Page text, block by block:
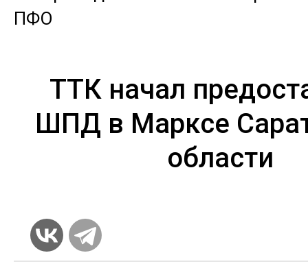
ПФО
ТТК начал
ШПД в Марксе
области